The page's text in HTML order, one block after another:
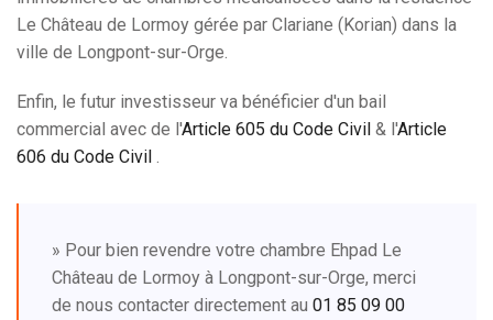
Le Château de Lormoy gérée par Clariane (Korian) dans la
ville de Longpont-sur-Orge.
Enfin, le futur investisseur va bénéficier d'un bail
commercial avec de l'Article 605 du Code Civil & l'Article
606 du Code Civil .
» Pour bien revendre votre chambre Ehpad Le
Château de Lormoy à Longpont-sur-Orge, merci
de nous contacter directement au 01 85 09 00